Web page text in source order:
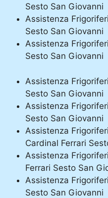
Sesto San Giovanni
Assistenza
Sesto San Giovanni
Assistenza
Sesto San Giovanni
Assistenza
Sesto San Giovanni
Assistenza
Sesto San Giovanni
Assistenza
Cardinal Ferrari
Assistenza
Ferrari Sesto San
Assistenza
Sesto San Giovanni